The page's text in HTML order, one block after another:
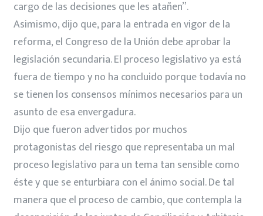
cargo de las decisiones que les atañen”.
Asimismo, dijo que, para la entrada en vigor de la
reforma, el Congreso de la Unión debe aprobar la
legislación secundaria. El proceso legislativo ya está
fuera de tiempo y no ha concluido porque todavía no
se tienen los consensos mínimos necesarios para un
asunto de esa envergadura.
Dijo que fueron advertidos por muchos
protagonistas del riesgo que representaba un mal
proceso legislativo para un tema tan sensible como
éste y que se enturbiara con el ánimo social. De tal
manera que el proceso de cambio, que contempla la